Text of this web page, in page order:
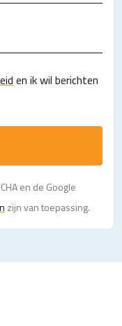
en ik wil berichten
en de Google
zijn van toepassing.